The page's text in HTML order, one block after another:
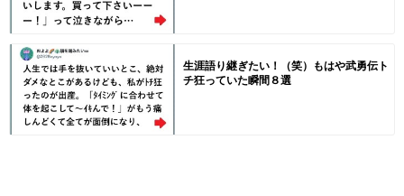
生涯語り継ぎたい！（笑）もはや武勇伝ト
チ狂っていた瞬間８選